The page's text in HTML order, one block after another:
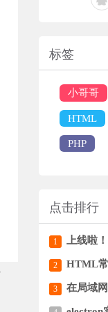
标签
小哥哥
HTML
PHP
点击排行
1 上线啦
2 HTML
3 在局域